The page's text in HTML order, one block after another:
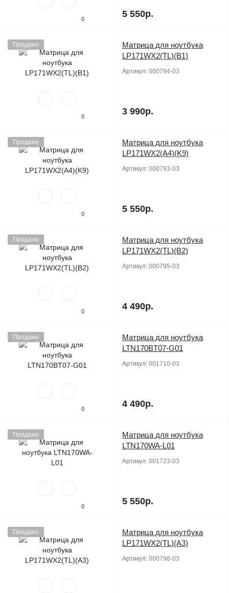
0 5 550р.
Продано
0
Матрица для ноутбука
LP171WX2(TL)(B1)
Артикул: 000794-03
3 990р.
Продано
0
Матрица для ноутбука
LP171WX2(A4)(K9)
Артикул: 000793-03
5 550р.
Продано
0
Матрица для ноутбука
LP171WX2(TL)(B2)
Артикул: 000795-03
4 490р.
Продано
0
Матрица для ноутбука
LTN170BT07-G01
Артикул: 001710-03
4 490р.
Продано
0
Матрица для ноутбука
LTN170WA-L01
Артикул: 001723-03
5 550р.
Продано
Матрица для ноутбука
LP171WX2(TL)(A3)
Артикул: 000798-03